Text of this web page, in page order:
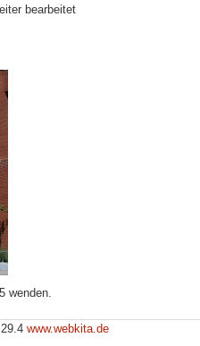
bearbeitet
wenden.
www.webkita.de